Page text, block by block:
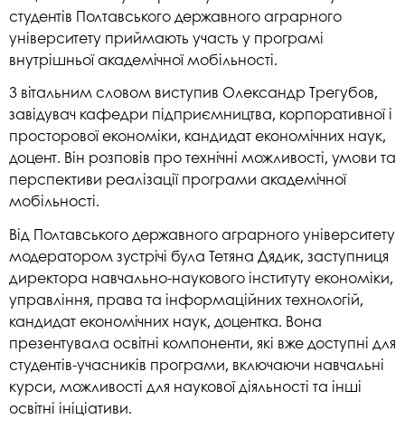
студентів Полтавського державного аграрного
університету приймають участь у програмі
внутрішньої академічної мобільності.
З вітальним словом виступив Олександр Трегубов,
завідувач кафедри підприємництва, корпоративної і
просторової економіки, кандидат економічних наук,
доцент. Він розповів про технічні можливості, умови та
перспективи реалізації програми академічної
мобільності.
Від Полтавського державного аграрного університету
модератором зустрічі була Тетяна Дядик, заступниця
директора навчально-наукового інституту економіки,
управління, права та інформаційних технологій,
кандидат економічних наук, доцентка. Вона
презентувала освітні компоненти, які вже доступні для
студентів-учасників програми, включаючи навчальні
курси, можливості для наукової діяльності та інші
освітні ініціативи.